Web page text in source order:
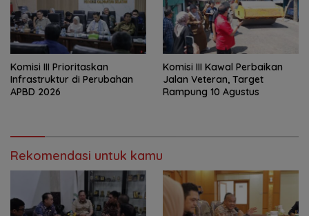
‎Komisi III Prioritaskan
Infrastruktur di Perubahan
APBD 2026
Komisi III Kawal Perbaikan
Jalan Veteran, Target
Rampung 10 Agustus
Rekomendasi untuk kamu